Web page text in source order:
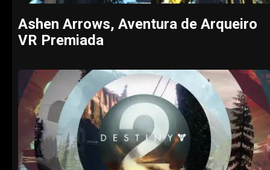
Ashen Arrows, Aventura de Arqueiro
VR Premiada